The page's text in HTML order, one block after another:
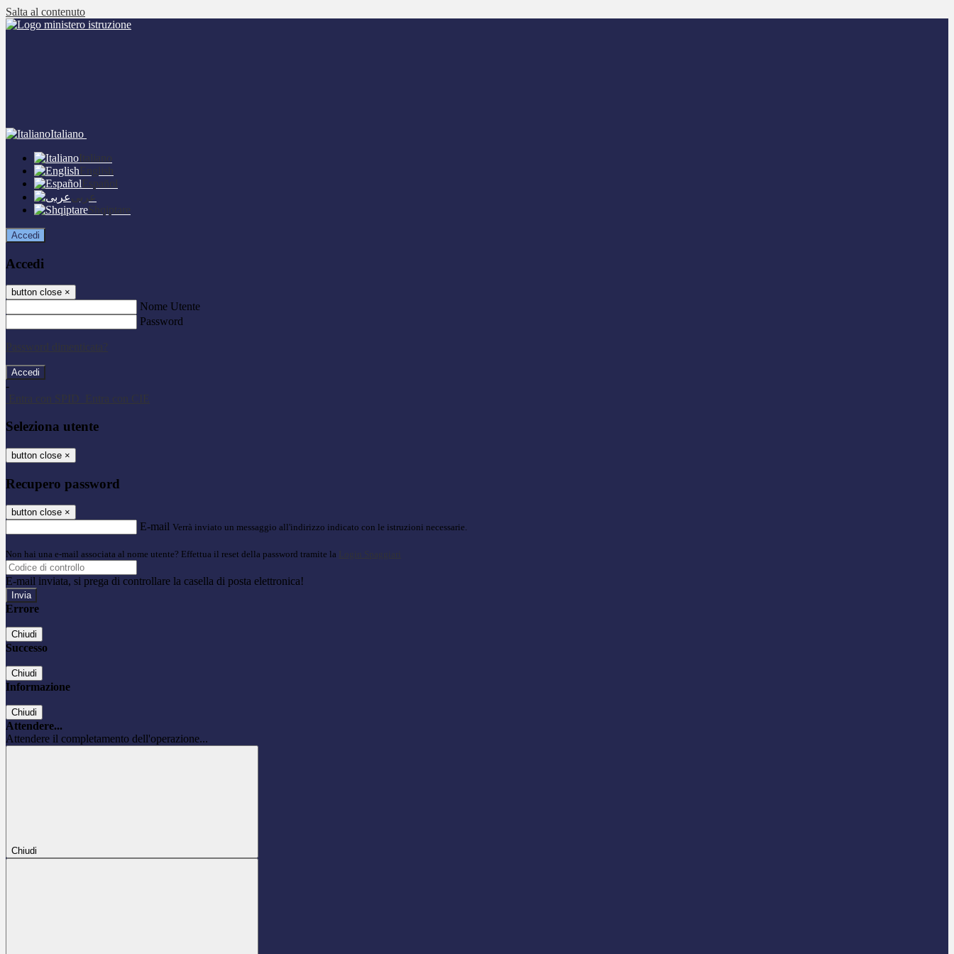
Salta al contenuto
Italiano
Italiano
English
Español
عربى
Shqiptare
Accedi
Accedi
button close ×
Nome Utente
Password
Password dimenticata?
-
Entra con SPID
Entra con CIE
Seleziona utente
button close ×
Recupero password
button close ×
E-mail Verrà inviato un messaggio all'indirizzo indicato con le istruzioni necessarie.
Non hai una e-mail associata al nome utente? Effettua il reset della password tramite la Login Spaggiari
E-mail inviata, si prega di controllare la casella di posta elettronica!
Errore
Chiudi
Successo
Chiudi
Informazione
Chiudi
Attendere...
Attendere il completamento dell'operazione...
Chiudi